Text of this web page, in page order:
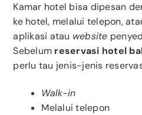
Kamar hotel bisa dipesan
ke hotel, melalui telepon,
aplikasi atau website
Sebelum reservasi hotel
perlu tau jenis-jenis
Walk-in
Melalui telepon